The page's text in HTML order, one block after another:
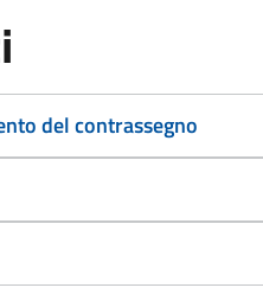
del contrassegno